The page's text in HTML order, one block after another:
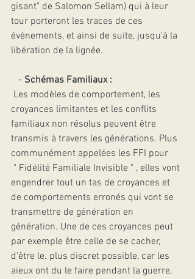
gisant" de Salomon Sellam) qui à leur
tour porteront les traces de ces
évènements, et ainsi de suite, jusqu'à la
libération de la lignée.
   -
Schémas Familiaux :
croyances limitantes et les conflits
familiaux non résolus peuvent être
transmis à travers les générations. Plus
communément appelées les FFI pour
engendrer tout un tas de croyances et
de comportements erronés qui vont se
transmettre de génération en
génération. Une de ces croyances peut
par exemple être celle de se cacher,
d'être le. plus discret possible, car les
aïeux ont du le faire pendant la guerre,